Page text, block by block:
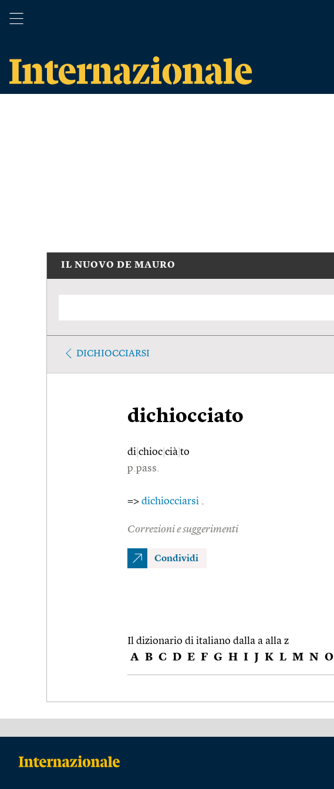
IL NUOVO DE MAURO
DICHIOCCIARSI
dichiocciato
di chioc cià to
p.pass.
=> dichiocciarsi .
Correzioni e suggerimenti
Condividi
Il dizionario di italiano dalla a alla z
A B C D E F G H I J K L M N O